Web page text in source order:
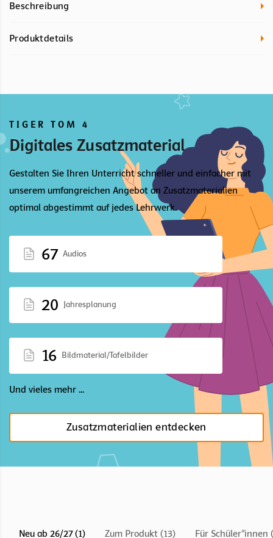
Beschreibung
Produktdetails
TIGER TOM 4
Digitales Zusatzmaterial
Gestalten Sie Ihren Unterricht schneller und einfacher mit
unserem umfangreichen Angebot an Zusatzmaterialien
optimal abgestimmt auf jedes Lehrwerk.
67 Audios
20 Jahresplanung
16 Bildmaterial/Tafelbilder
Und vieles mehr ...
Zusatzmaterialien entdecken
Neu ab 26/27 (1) Zum Produkt (13) Für Schüler*innen